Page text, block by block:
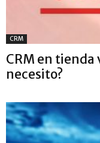
CRM
CRM en
necesito?